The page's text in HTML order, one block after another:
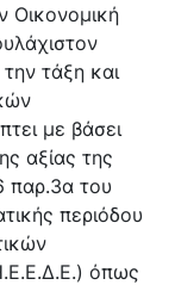
Οικονομική
την τάξη και
με βάσει
αξίας της
παρ.3α του
περιόδου
όπως